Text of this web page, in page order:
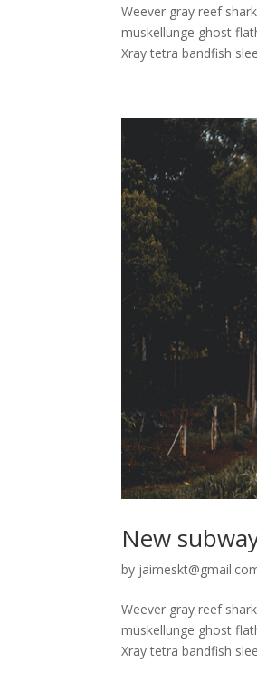
Weever gray reef
muskellunge ghost
Xray tetra bandfish
New
by
Weever gray reef
muskellunge ghost
Xray tetra bandfish